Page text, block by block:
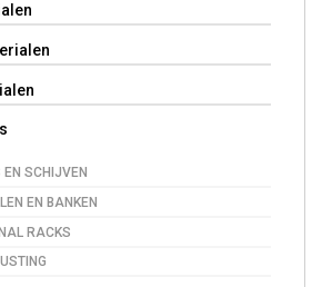
EN SCHIJVEN
EN BANKEN
RACKS